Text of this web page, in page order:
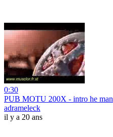
0:30
PUB MOTU 200X - intro he man
adrameleck
il y a 20 ans